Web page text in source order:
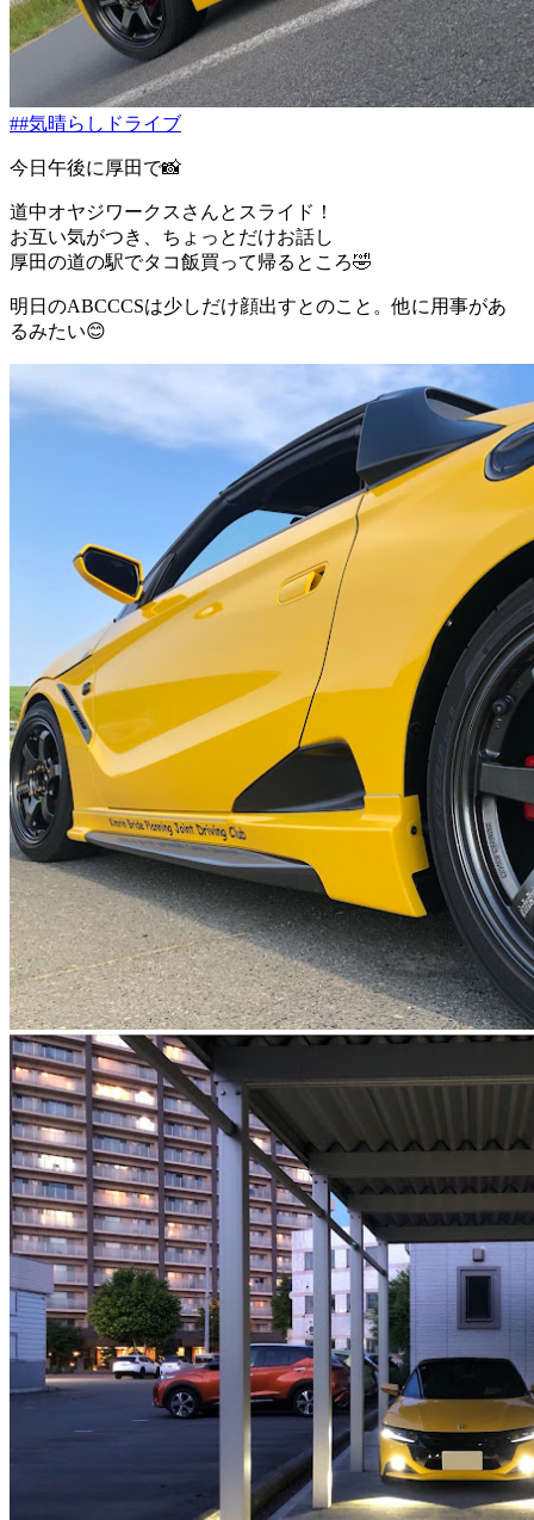
##気晴らしドライブ
今日午後に厚田で📸
道中オヤジワークスさんとスライド！
お互い気がつき、ちょっとだけお話し
厚田の道の駅でタコ飯買って帰るところ🤣
明日のABCCCSは少しだけ顔出すとのこと。他に用事があ
るみたい😊